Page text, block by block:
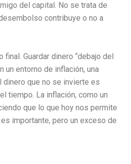
del capital. No se trata de
contribuye o no a
Guardar dinero “debajo del
un entorno de inflación, una
dinero que no se invierte es
tiempo. La inflación, como un
que lo que hoy nos permite
importante, pero un exceso de